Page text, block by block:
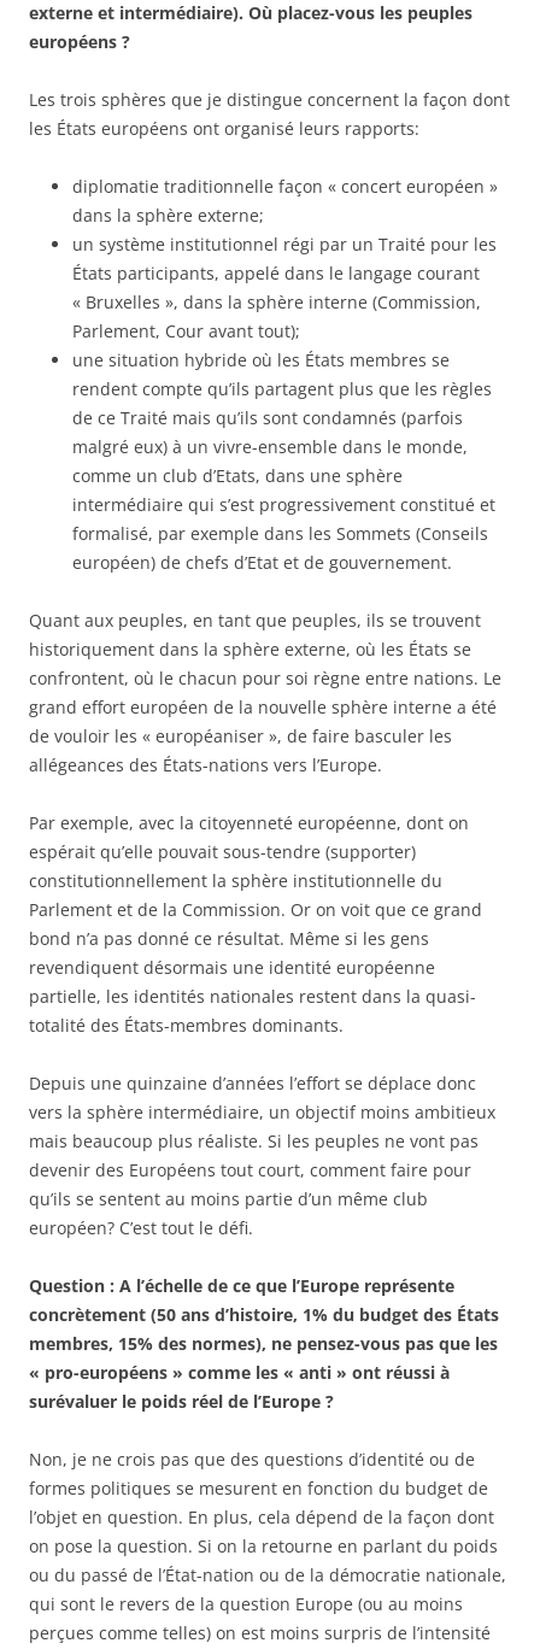
externe et intermédiaire). Où placez-vous les peuples
européens ?
Les trois sphères que je distingue concernent la façon dont
les États européens ont organisé leurs rapports:
diplomatie traditionnelle façon « concert européen »
dans la sphère externe;
un système institutionnel régi par un Traité pour les
États participants, appelé dans le langage courant
« Bruxelles », dans la sphère interne (Commission,
Parlement, Cour avant tout);
une situation hybride où les États membres se
rendent compte qu’ils partagent plus que les règles
de ce Traité mais qu’ils sont condamnés (parfois
malgré eux) à un vivre-ensemble dans le monde,
comme un club d’Etats, dans une sphère
intermédiaire qui s’est progressivement constitué et
formalisé, par exemple dans les Sommets (Conseils
européen) de chefs d’Etat et de gouvernement.
Quant aux peuples, en tant que peuples, ils se trouvent
historiquement dans la sphère externe, où les États se
confrontent, où le chacun pour soi règne entre nations. Le
grand effort européen de la nouvelle sphère interne a été
de vouloir les « européaniser », de faire basculer les
allégeances des États-nations vers l’Europe.
Par exemple, avec la citoyenneté européenne, dont on
espérait qu’elle pouvait sous-tendre (supporter)
constitutionnellement la sphère institutionnelle du
Parlement et de la Commission. Or on voit que ce grand
bond n’a pas donné ce résultat. Même si les gens
revendiquent désormais une identité européenne
partielle, les identités nationales restent dans la quasi-
totalité des États-membres dominants.
Depuis une quinzaine d’années l’effort se déplace donc
vers la sphère intermédiaire, un objectif moins ambitieux
mais beaucoup plus réaliste. Si les peuples ne vont pas
devenir des Européens tout court, comment faire pour
qu’ils se sentent au moins partie d’un même club
européen? C’est tout le défi.
Question : A l’échelle de ce que l’Europe représente
concrètement (50 ans d’histoire, 1% du budget des États
membres, 15% des normes), ne pensez-vous pas que les
« pro-européens » comme les « anti » ont réussi à
surévaluer le poids réel de l’Europe ?
Non, je ne crois pas que des questions d’identité ou de
formes politiques se mesurent en fonction du budget de
l’objet en question. En plus, cela dépend de la façon dont
on pose la question. Si on la retourne en parlant du poids
ou du passé de l’État-nation ou de la démocratie nationale,
qui sont le revers de la question Europe (ou au moins
perçues comme telles) on est moins surpris de l’intensité